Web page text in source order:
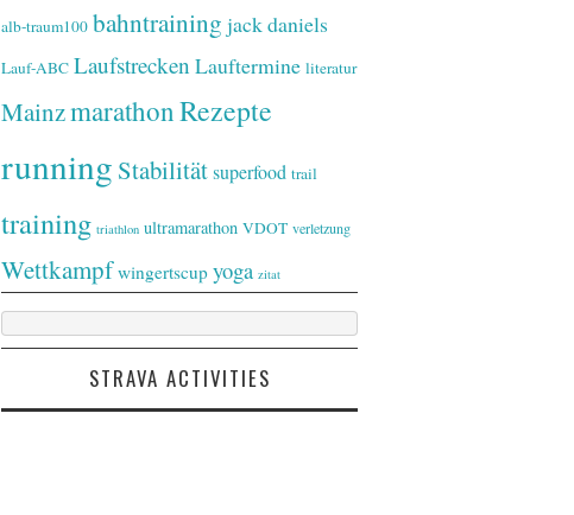
alb-traum100 bahntraining jack daniels
Lauf-ABC Laufstrecken Lauftermine literatur
MainzmarathonRezepte
running Stabilitätsuperfood trail
training triathlon ultramarathon VDOT verletzung
Wettkampf wingertscup yoga zitat
STRAVA ACTIVITIES